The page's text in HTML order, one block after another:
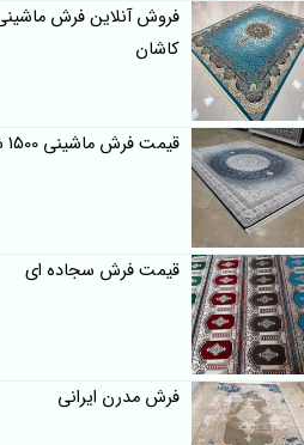
فروش آنلاین فرش ماشینی
کاشان
قیمت فرش ماشینی 1500 شانه
قیمت فرش سجاده ای
فرش مدرن ایرانی